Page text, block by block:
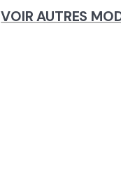
VOIR AUTRES